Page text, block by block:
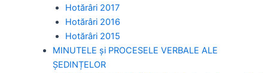
Hotărâri 2017
Hotărâri 2016
Hotărâri 2015
MINUTELE și PROCESELE VERBALE ALE
ȘEDINȚELOR